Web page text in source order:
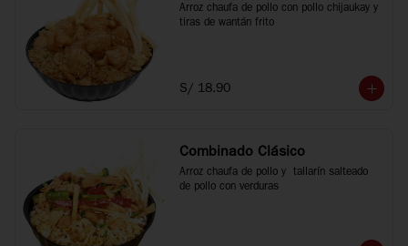
Arroz chaufa de pollo con pollo chijaukay y
tiras de wantán frito
S/ 18.90
Combinado Clásico
Arroz chaufa de pollo y  tallarín salteado
de pollo con verduras